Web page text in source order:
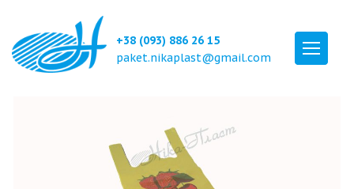
+38 (093) 886 26 15
paket.nikaplast@gmail.com